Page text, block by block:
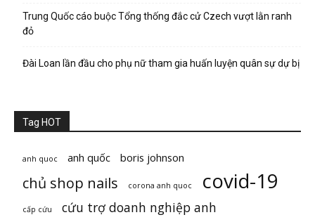
Trung Quốc cáo buộc Tổng thống đắc cử Czech vượt lằn ranh
đỏ
Đài Loan lần đầu cho phụ nữ tham gia huấn luyện quân sự dự bị
Tag HOT
anh quoc anh quốc boris johnson
chủ shop nails corona anh quoc covid-19
cấp cứu cứu trợ doanh nghiệp anh